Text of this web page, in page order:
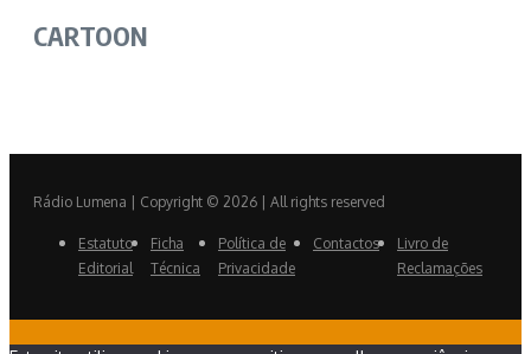
CARTOON
Rádio Lumena | Copyright © 2026 | All rights reserved
Estatuto
Editorial
Ficha
Técnica
Política de
Privacidade
Contactos
Livro de
Reclamações